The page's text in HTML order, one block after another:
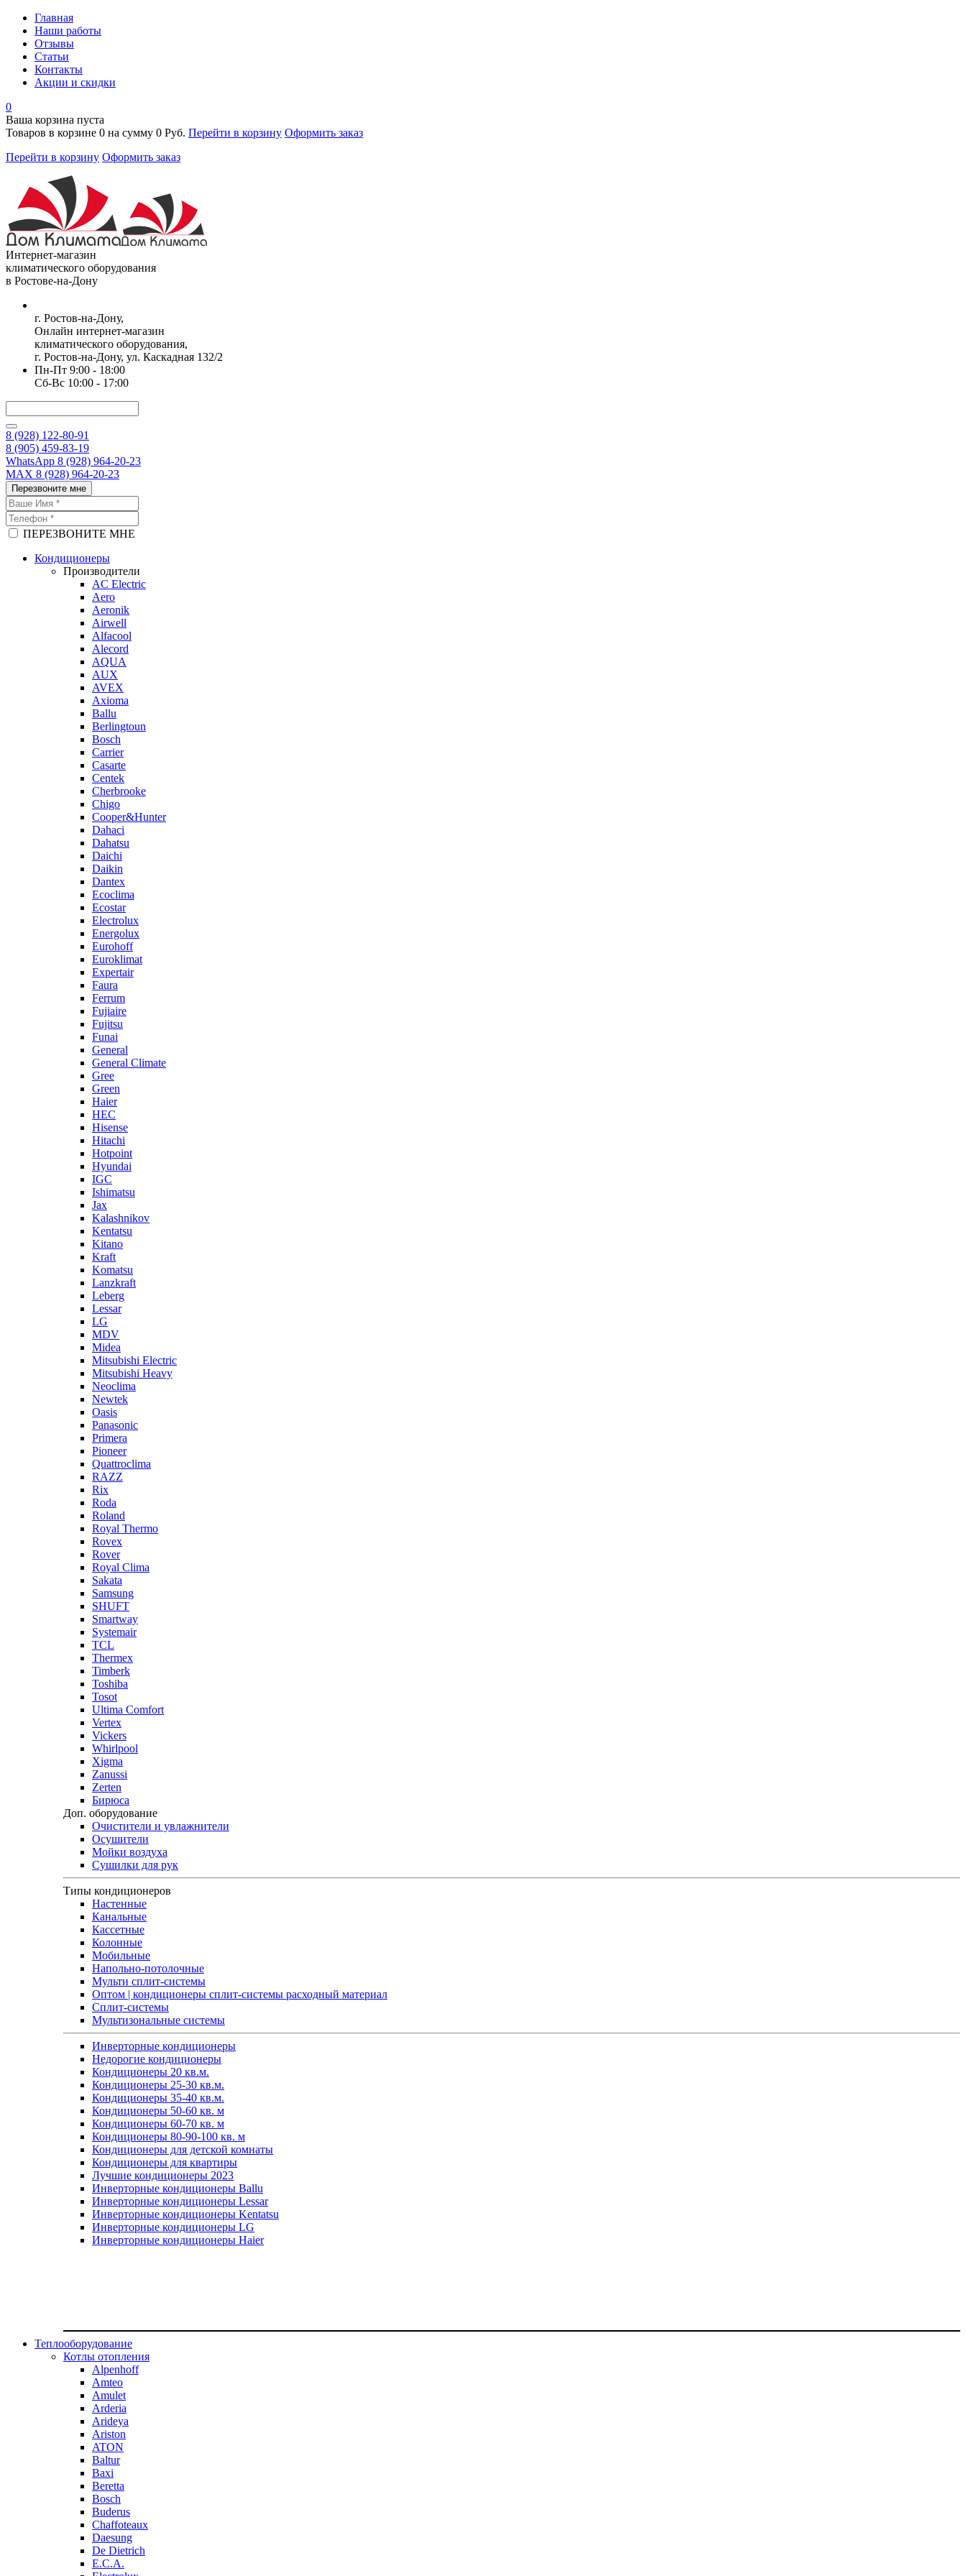
Главная
Наши работы
Отзывы
Статьи
Контакты
Акции и скидки
0
Ваша корзина пуста
Товаров в корзине 0 на сумму 0 Руб. Перейти в корзину Оформить заказ
Перейти в корзину Оформить заказ
Интернет-магазин
климатического оборудования
в Ростове-на-Дону
г. Ростов-на-Дону,
Онлайн интернет-магазин
климатического оборудования,
г. Ростов-на-Дону, ул. Каскадная 132/2
Пн-Пт 9:00 - 18:00
Сб-Вс 10:00 - 17:00
8 (928) 122-80-91
8 (905) 459-83-19
WhatsApp 8 (928) 964-20-23
MAX 8 (928) 964-20-23
Перезвоните мне
ПЕРЕЗВОНИТЕ МНЕ
Кондиционеры
Производители
AC Electric
Aero
Aeronik
Airwell
Alfacool
Alecord
AQUA
AUX
AVEX
Axioma
Ballu
Berlingtoun
Bosch
Carrier
Casarte
Centek
Cherbrooke
Chigo
Cooper&Hunter
Dahaci
Dahatsu
Daichi
Daikin
Dantex
Ecoclima
Ecostar
Electrolux
Energolux
Eurohoff
Euroklimat
Expertair
Faura
Ferrum
Fujiaire
Fujitsu
Funai
General
General Climate
Gree
Green
Haier
HEC
Hisense
Hitachi
Hotpoint
Hyundai
IGC
Ishimatsu
Jax
Kalashnikov
Kentatsu
Kitano
Kraft
Komatsu
Lanzkraft
Leberg
Lessar
LG
MDV
Midea
Mitsubishi Electric
Mitsubishi Heavy
Neoclima
Newtek
Oasis
Panasonic
Primera
Pioneer
Quattroclima
RAZZ
Rix
Roda
Roland
Royal Thermo
Rovex
Rover
Royal Clima
Sakata
Samsung
SHUFT
Smartway
Systemair
TCL
Thermex
Timberk
Toshiba
Tosot
Ultima Comfort
Vertex
Vickers
Whirlpool
Xigma
Zanussi
Zerten
Бирюса
Доп. оборудование
Очистители и увлажнители
Осушители
Мойки воздуха
Сушилки для рук
Типы кондиционеров
Настенные
Канальные
Кассетные
Колонные
Мобильные
Напольно-потолочные
Мульти сплит-системы
Оптом | кондиционеры сплит-системы расходный материал
Сплит-системы
Мультизональные системы
Инверторные кондиционеры
Недорогие кондиционеры
Кондиционеры 20 кв.м.
Кондиционеры 25-30 кв.м.
Кондиционеры 35-40 кв.м.
Кондиционеры 50-60 кв. м
Кондиционеры 60-70 кв. м
Кондиционеры 80-90-100 кв. м
Кондиционеры для детской комнаты
Кондиционеры для квартиры
Лучшие кондиционеры 2023
Инверторные кондиционеры Ballu
Инверторные кондиционеры Lessar
Инверторные кондиционеры Kentatsu
Инверторные кондиционеры LG
Инверторные кондиционеры Haier
Теплооборудование
Котлы отопления
Alpenhoff
Amteo
Amulet
Arderia
Arideya
Ariston
ATON
Baltur
Baxi
Beretta
Bosch
Buderus
Chaffoteaux
Daesung
De Dietrich
E.C.A.